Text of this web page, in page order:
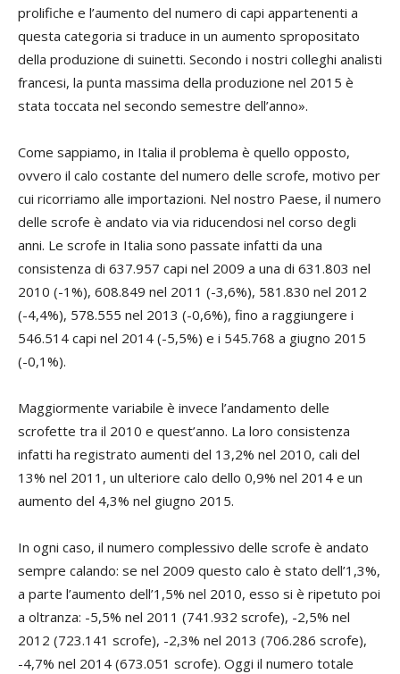
prolifiche e l’aumento del numero di capi appartenenti a
questa categoria si traduce in un aumento spropositato
della produzione di suinetti. Secondo i nostri colleghi analisti
francesi, la punta massima della produzione nel 2015 è
stata toccata nel secondo semestre dell’anno».
Come sappiamo, in Italia il problema è quello opposto,
ovvero il calo costante del numero delle scrofe, motivo per
cui ricorriamo alle importazioni. Nel nostro Paese, il numero
delle scrofe è andato via via riducendosi nel corso degli
anni. Le scrofe in Italia sono passate infatti da una
consistenza di 637.957 capi nel 2009 a una di 631.803 nel
2010 (-1%), 608.849 nel 2011 (-3,6%), 581.830 nel 2012
(-4,4%), 578.555 nel 2013 (-0,6%), fino a raggiungere i
546.514 capi nel 2014 (-5,5%) e i 545.768 a giugno 2015
(-0,1%).
Maggiormente variabile è invece l’andamento delle
scrofette tra il 2010 e quest’anno. La loro consistenza
infatti ha registrato aumenti del 13,2% nel 2010, cali del
13% nel 2011, un ulteriore calo dello 0,9% nel 2014 e un
aumento del 4,3% nel giugno 2015.
In ogni caso, il numero complessivo delle scrofe è andato
sempre calando: se nel 2009 questo calo è stato dell’1,3%,
a parte l’aumento dell’1,5% nel 2010, esso si è ripetuto poi
a oltranza: -5,5% nel 2011 (741.932 scrofe), -2,5% nel
2012 (723.141 scrofe), -2,3% nel 2013 (706.286 scrofe),
-4,7% nel 2014 (673.051 scrofe). Oggi il numero totale